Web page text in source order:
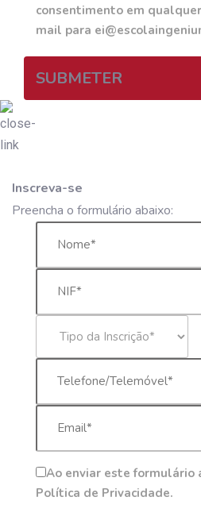
consentimento em
mail para
SUBMETER
Inscreva-se
Preencha o formulário abaixo:
Ao enviar este formulário
Política de Privacidade.